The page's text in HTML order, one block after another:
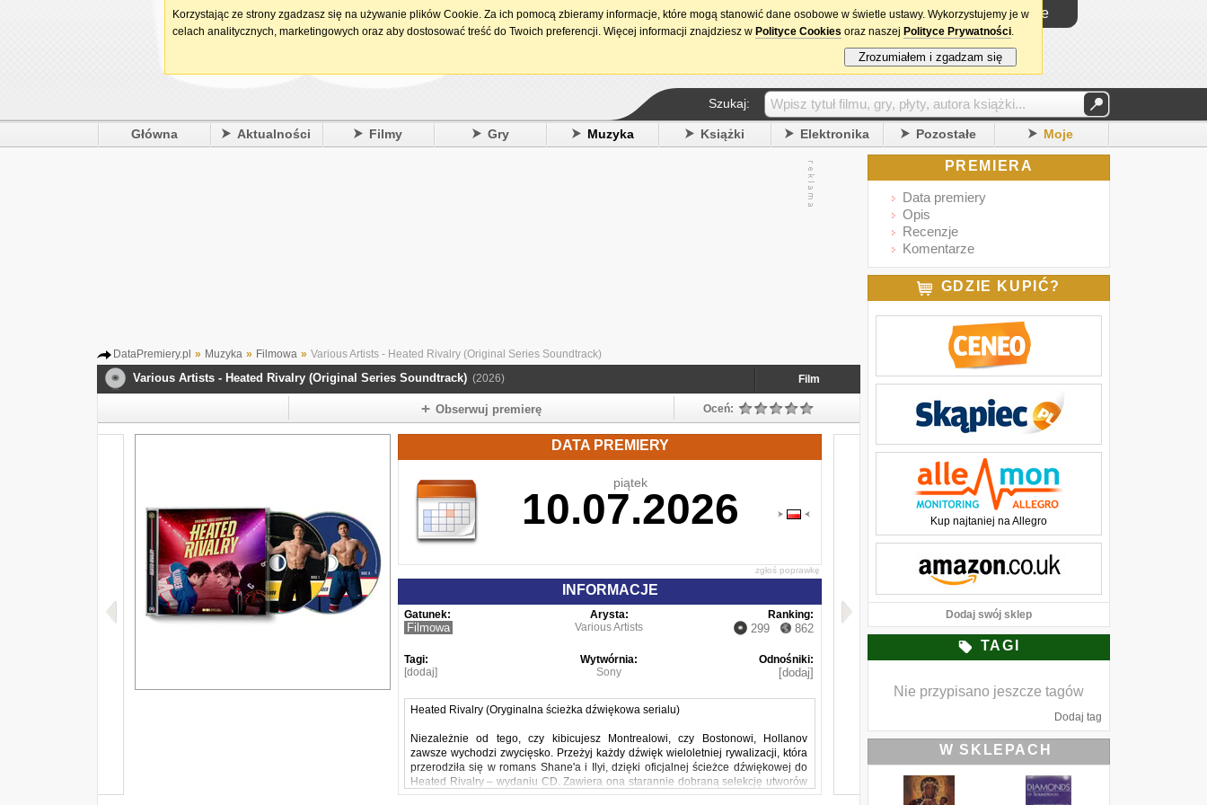
15. urodziny DataPremiery.pl Logowanie
Szukaj:
Główna Aktualności Filmy Gry Muzyka Książki Elektronika Pozostałe Moje
DataPremiery.pl » Muzyka » Filmowa » Various Artists - Heated Rivalry (Original Series Soundtrack)
Various Artists - Heated Rivalry (Original Series Soundtrack) (2026) Film
Obserwuj premierę Oceń:
DATA PREMIERY
piątek
10.07.2026
zgłoś poprawkę
INFORMACJE
Gatunek:
Filmowa
Arysta:
Various Artists
Ranking:
299 862
Tagi:
[dodaj]
Wytwórnia:
Sony
Odnośniki:
[dodaj]
Heated Rivalry (Oryginalna ścieżka dźwiękowa serialu)
Niezależnie od tego, czy kibicujesz Montrealowi, czy Bostonowi, Hollanov
zawsze wychodzi zwycięsko. Przeżyj każdy dźwięk wieloletniej rywalizacji, która
przerodziła się w romans Shane'a i Ilyi, dzięki oficjalnej ścieżce dźwiękowej do
Heated Rivalry – wydaniu CD. Zawiera ona starannie dobraną selekcję utworów
wykorzystanych w serialu m. in. autorstwa Wolf Parade, Feist, t. A. T. u, Harrison i
PREMIERA
Data premiery
Opis
Recenzje
Komentarze
GDZIE KUPIĆ?
Kup najtaniej na Allegro
Dodaj swój sklep
TAGI
Nie przypisano jeszcze tagów
Dodaj tag
W SKLEPACH
Korzystając ze strony zgadzasz się na używanie plików Cookie. Za ich pomocą zbieramy informacje, które mogą stanowić dane osobowe w świetle ustawy. Wykorzystujemy je w
celach analitycznych, marketingowych oraz aby dostosować treść do Twoich preferencji. Więcej informacji znajdziesz w Polityce Cookies oraz naszej Polityce Prywatności.
Zrozumiałem i zgadzam się